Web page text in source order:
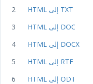
2 HTML إلى TXT
3 HTML إلى DOC
4 HTML إلى DOCX
5 HTML إلى RTF
6 HTML إلى ODT